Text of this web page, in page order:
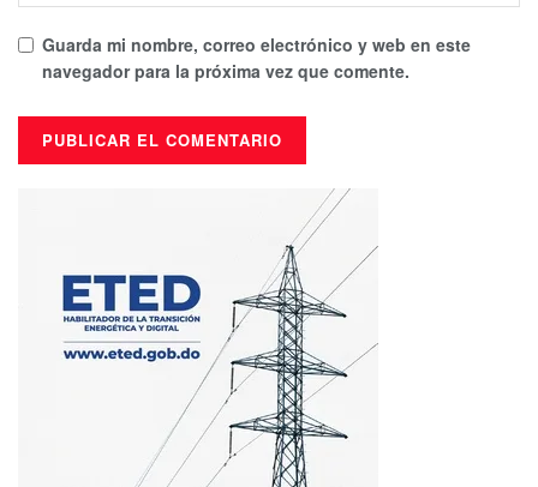
Guarda mi nombre, correo electrónico y web en este
navegador para la próxima vez que comente.